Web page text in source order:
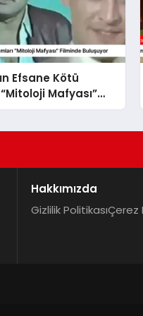
Efsane Kötü
Mafyası”
Hakkımızda
Gizlilik PolitikasıÇerez